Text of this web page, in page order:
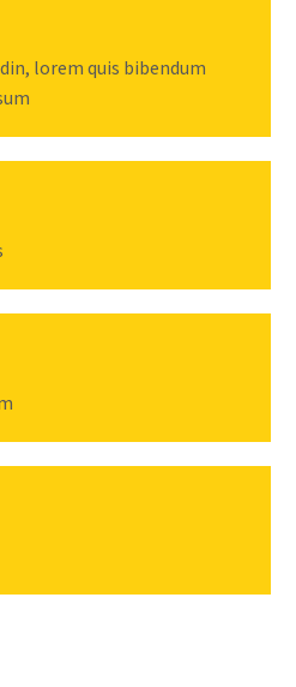
lorem quis bibendum